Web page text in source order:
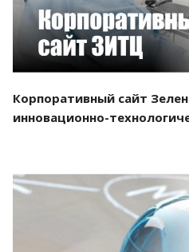
Корпоративный сайт
инновационно-